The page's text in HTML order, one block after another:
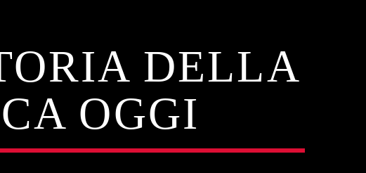
DELLA
OGGI